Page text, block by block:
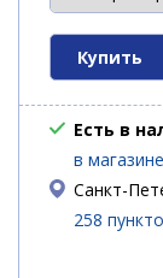
Есть в
в магазине
Санкт-
258